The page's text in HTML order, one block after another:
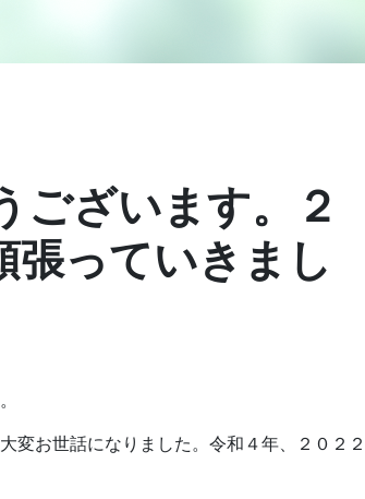
ございます。２
張っていきまし
変お世話になりました。令和４年、２０２２